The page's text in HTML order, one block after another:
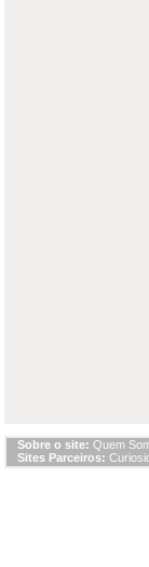
Sobre o site: Quem
Sites Parceiros: